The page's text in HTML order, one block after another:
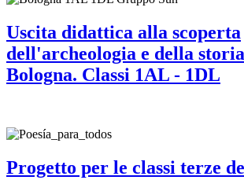
Uscita didattica alla scoperta
dell'archeologia e della
Bologna. Classi 1AL - 1DL
Progetto per le classi terze